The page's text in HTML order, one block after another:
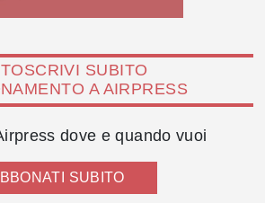
SUBITO
A AIRPRESS
dove e quando vuoi
SUBITO